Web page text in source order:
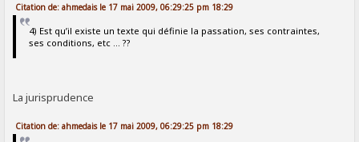
Citation de: ahmedais le 17 mai 2009, 06:29:25 pm 18:29
4) Est qu’il existe un texte qui définie la passation, ses contraintes,
ses conditions, etc … ??
La jurisprudence
Citation de: ahmedais le 17 mai 2009, 06:29:25 pm 18:29